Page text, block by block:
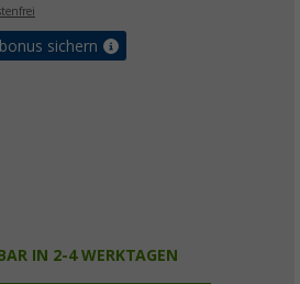
sichern
IN 2-4 WERKTAGEN